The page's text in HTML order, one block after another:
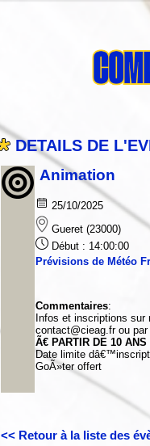
DETAILS DE
Animation
25/10/2025
Gueret (23000)
Début : 14:00:00
Prévisions de Météo
Commentaires:
Infos et inscriptions
contact@cieag.fr ou
Ã€ PARTIR DE 10 ANS
Date limite
GoÃ»ter offert
<< Retour à la liste des